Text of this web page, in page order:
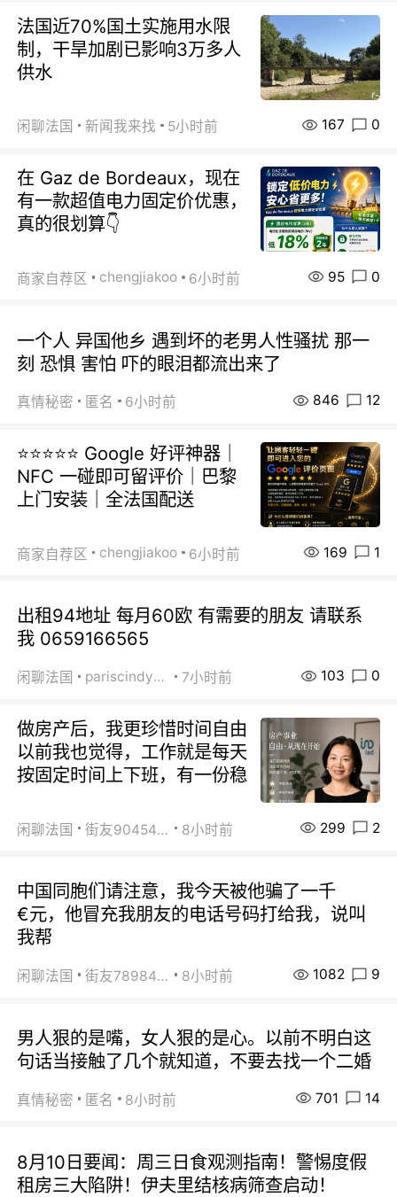
法国近70%国土实施用水限
制，干旱加剧已影响3万多人
供水
闲聊法国 新闻我来找 5小时前 167 0
在 Gaz de Bordeaux，现在
有一款超值电力固定价优惠，
真的很划算👇
商家自荐区 chengjiakoo 6小时前 95 0
一个人 异国他乡 遇到坏的老男人性骚扰 那一
刻 恐惧 害怕 吓的眼泪都流出来了
真情秘密 匿名 6小时前 846 12
⭐⭐⭐⭐⭐ Google 好评神器｜
NFC 一碰即可留评价｜巴黎
上门安装｜全法国配送
商家自荐区 chengjiakoo 6小时前 169 1
出租94地址 每月60欧 有需要的朋友 请联系
我 0659166565
闲聊法国 pariscindy2020 7小时前 103 0
做房产后，我更珍惜时间自由
以前我也觉得，工作就是每天
按固定时间上下班，有一份稳
闲聊法国 街友90454511 8小时前 299 2
中国同胞们请注意，我今天被他骗了一千
€元，他冒充我朋友的电话号码打给我，说叫
我帮
闲聊法国 街友78984738 8小时前 1082 9
男人狠的是嘴，女人狠的是心。以前不明白这
句话当接触了几个就知道，不要去找一个二婚
真情秘密 匿名 8小时前 701 14
8月10日要闻：周三日食观测指南！警惕度假
租房三大陷阱！伊夫里结核病筛查启动！